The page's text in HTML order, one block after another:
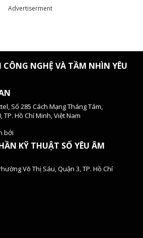
Advertiserment
CÔNG NGHỆ VÀ TẦM NHÌN YÊU
Số 285 Cách Mạng Tháng Tám,
TP. Hồ Chí Minh, Việt Nam
bởi
KỸ THUẬT SỐ YÊU ÂM
Võ Thị Sáu, Quận 3, TP. Hồ Chí